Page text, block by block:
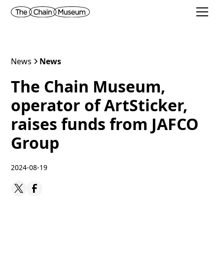
News News
The Chain Museum,
operator of ArtSticker,
raises funds from JAFCO
Group
2024-08-19